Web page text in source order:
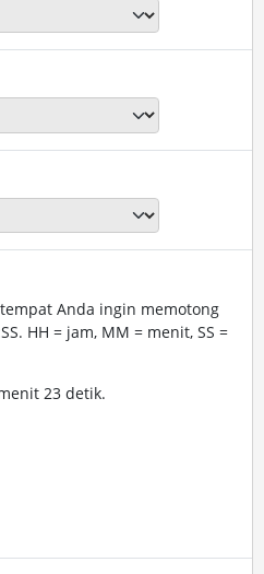
Anda ingin memotong
HH = jam, MM = menit, SS =
23 detik.